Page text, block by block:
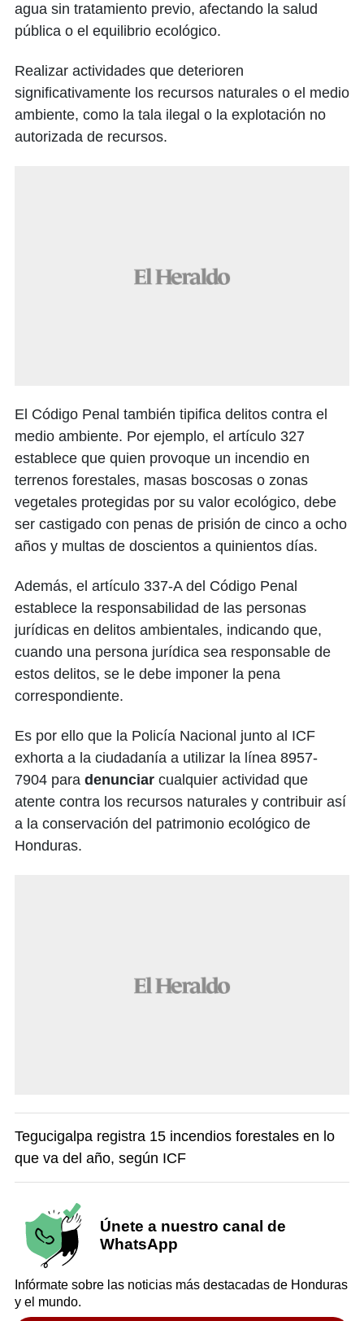
agua sin tratamiento previo, afectando la salud
pública o el equilibrio ecológico.
Realizar actividades que deterioren
significativamente los recursos naturales o el medio
ambiente, como la tala ilegal o la explotación no
autorizada de recursos.
El Código Penal también tipifica delitos contra el
medio ambiente. Por ejemplo, el artículo 327
establece que quien provoque un incendio en
terrenos forestales, masas boscosas o zonas
vegetales protegidas por su valor ecológico, debe
ser castigado con penas de prisión de cinco a ocho
años y multas de doscientos a quinientos días.
Además, el artículo 337-A del Código Penal
establece la responsabilidad de las personas
jurídicas en delitos ambientales, indicando que,
cuando una persona jurídica sea responsable de
estos delitos, se le debe imponer la pena
correspondiente.
Es por ello que la Policía Nacional junto al ICF
exhorta a la ciudadanía a utilizar la línea 8957-
7904 para denunciar cualquier actividad que
atente contra los recursos naturales y contribuir así
a la conservación del patrimonio ecológico de
Honduras.
Tegucigalpa registra 15 incendios forestales en lo
que va del año, según ICF
Únete a nuestro canal de
WhatsApp
Infórmate sobre las noticias más destacadas de Honduras
y el mundo.